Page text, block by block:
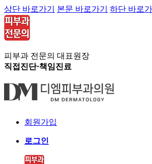
상단 바로가기 본문 바로가기 하단 바로가
피부과 전문의 대표원장
직접진단·책임진료
회원가입
로그인